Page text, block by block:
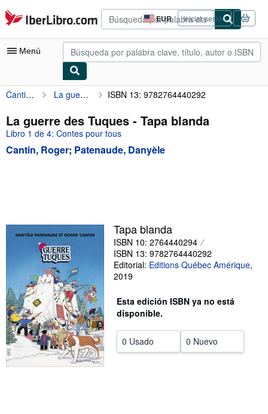
Pasar al contenido principal
IberLibro.com EUR
Preferencias
de
compra
del
Iniciar sesión
Menú
Mi cuenta
Consultar mis pedidos
Búsqueda avanzada
Colecciones
Comenzar a vender
Cantin, Roger La guerre des Tuques ISBN 13: 9782764440292
La guerre des Tuques - Tapa blanda
Libro 1 de 4: Contes pour tous
Cantin, Roger; Patenaude, Danyèle
Tapa blanda
ISBN 10: 2764440294
ISBN 13: 9782764440292
Editorial: Editions Québec Amérique,
2019
Esta edición ISBN ya no está
disponible.
0 Usado 0 Nuevo